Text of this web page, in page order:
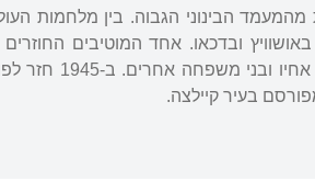
מהמעמד הבינוני הגבוה. בין מלחמות
במחנות ריכוז, בין השאר באושוויץ ובדכאו. אחד המוטיבים
שלאחר המלחמה הוא כאב על אובדן בתו שנספתה באושוויץ
בעיר קיילצה.